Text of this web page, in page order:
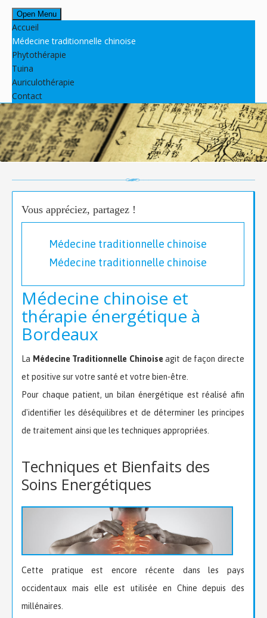
Open Menu
Accueil
Médecine traditionnelle chinoise
Phytothérapie
Tuina
Auriculothérapie
Contact
Vous appréciez, partagez !
Médecine traditionnelle chinoise
Médecine traditionnelle chinoise
Médecine chinoise et
thérapie énergétique à
Bordeaux
La Médecine Traditionnelle Chinoise agit de façon directe
et positive sur votre santé et votre bien-être.
Pour chaque patient, un bilan énergétique est réalisé afin
d'identifier les déséquilibres et de déterminer les principes
de traitement ainsi que les techniques appropriées.
Techniques et Bienfaits des
Soins Energétiques
Cette pratique est encore récente dans les pays
occidentaux mais elle est utilisée en Chine depuis des
millénaires.